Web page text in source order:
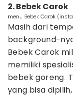
2. Bebek Carok
menu Bebek Carok
Masih dari
background-
Bebek Carok
memiliki
bebek goreng.
yang bisa